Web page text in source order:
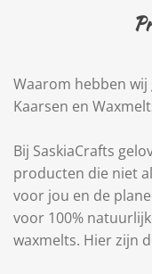
Waarom hebben wij
Kaarsen en
Bij SaskiaCrafts
producten die niet
voor jou en de
voor 100%
waxmelts. Hier zijn